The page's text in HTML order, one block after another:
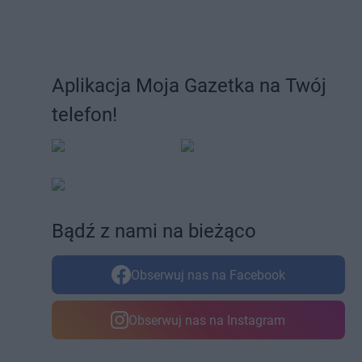
Aplikacja Moja Gazetka na Twój
telefon!
Bądź z nami na bieżąco
Obserwuj nas na Facebook
Obserwuj nas na Instagram